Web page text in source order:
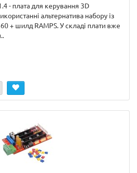
- плата для керування 3D
альтернатива набору із
+ шилд RAMPS. У складі плати вже